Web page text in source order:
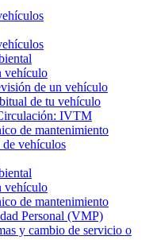
vehículo
de un vehículo
de tu vehículo
IVTM
de mantenimiento
vehículos
vehículo
de mantenimiento
Personal (VMP)
y cambio de servicio o